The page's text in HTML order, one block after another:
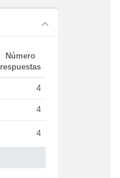
Número
respuestas
4
4
4